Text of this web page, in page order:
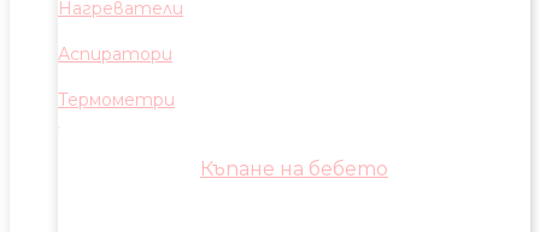
Нагреватели
Аспиратори
Термометри
Къпане на бебето